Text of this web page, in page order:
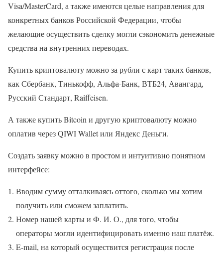
Visa/MasterCard, а также имеются целые направления для
конкретных банков Российской Федерации, чтобы
желающие осуществить сделку могли сэкономить денежные
средства на внутренних переводах.
Купить криптовалюту можно за рубли с карт таких банков,
как Сбербанк, Тинькофф, Альфа-Банк, ВТБ24, Авангард,
Русский Стандарт, Raiffeisen.
А также купить Bitcoin и другую криптовалюту можно
оплатив через QIWI Wallet или Яндекс Деньги.
Создать заявку можно в простом и интуитивно понятном
интерфейсе:
Вводим сумму отталкиваясь оттого, сколько мы хотим
получить или сможем заплатить.
Номер нашей карты и Ф. И. О., для того, чтобы
операторы могли идентифицировать именно наш платёж.
E-mail, на который осуществится регистрация после